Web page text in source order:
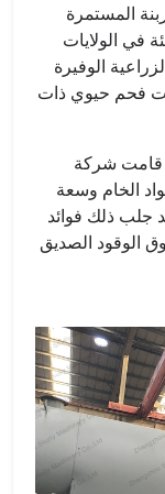
المستمرة
في الولايات
الوفيرة
فحم حيوي ذات
قامت شركة
الخام وسعة
جلب ذلك فوائد
الوقود الصديق